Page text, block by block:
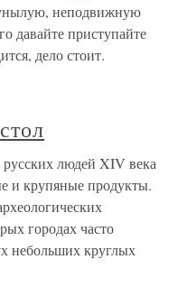
неподвижную
давайте приступайте
дело стоит.
людей XIV века
и крупяные продукты.
городах часто
небольших круглых